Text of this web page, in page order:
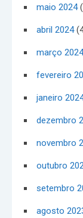
maio 2024
abril 2024
março 2024
fevereiro
janeiro
dezembro
novembro
outubro
setembro
agosto